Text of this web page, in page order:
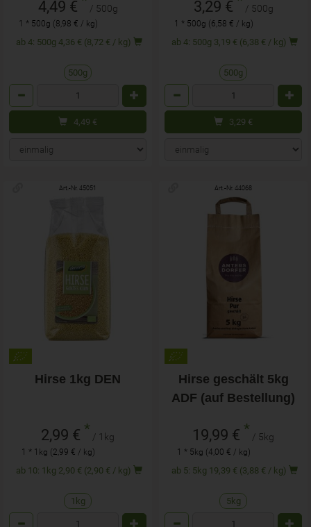
4,49 € / 500g
1 * 500g (8,98 € / kg)
ab 4: 500g 4,36 € (8,72 € / kg)
500g
4,49 €
3,29 € / 500g
1 * 500g (6,58 € / kg)
ab 4: 500g 3,19 € (6,38 € / kg)
500g
3,29 €
Art.-Nr. 45051
Hirse 1kg DEN
2,99 € * / 1kg
1 * 1kg (2,99 € / kg)
ab 10: 1kg 2,90 € (2,90 € / kg)
1kg
Art.-Nr. 44068
Hirse geschält 5kg
ADF (auf Bestellung)
19,99 € * / 5kg
1 * 5kg (4,00 € / kg)
ab 5: 5kg 19,39 € (3,88 € / kg)
5kg